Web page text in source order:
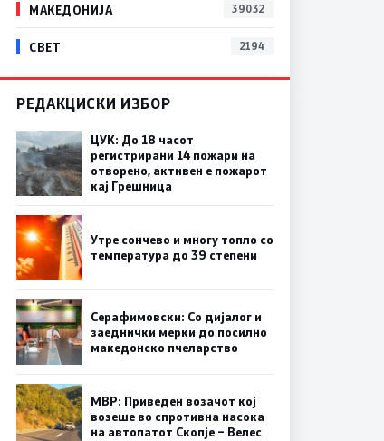
МАКЕДОНИЈА 39032
СВЕТ 2194
РЕДАКЦИСКИ ИЗБОР
ЦУК: До 18 часот
регистрирани 14 пожари на
отворено, активен е пожарот
кај Грешница
Утре сончево и многу топло со
температура до 39 степени
Серафимовски: Со дијалог и
заеднички мерки до посилно
македонско пчеларство
МВР: Приведен возачот кој
возеше во спротивна насока
на автопатот Скопје – Велес